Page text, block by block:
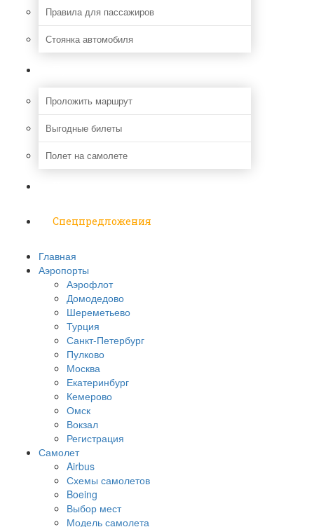
Правила для пассажиров
Стоянка автомобиля
Проложить маршрут
Выгодные билеты
Полет на самолете
Спецпредложения
Главная
Аэропорты
Аэрофлот
Домодедово
Шереметьево
Турция
Санкт-Петербург
Пулково
Москва
Екатеринбург
Кемерово
Омск
Вокзал
Регистрация
Самолет
Airbus
Схемы самолетов
Boeing
Выбор мест
Модель самолета